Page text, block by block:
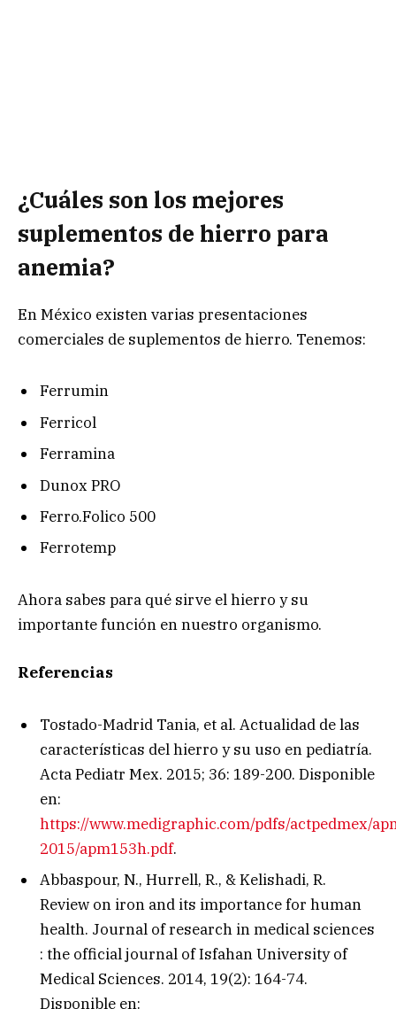
¿Cuáles son los mejores
suplementos de hierro para
anemia?
En México existen varias presentaciones
comerciales de suplementos de hierro. Tenemos:
Ferrumin
Ferricol
Ferramina
Dunox PRO
Ferro.Folico 500
Ferrotemp
Ahora sabes para qué sirve el hierro y su
importante función en nuestro organismo.
Referencias
Tostado-Madrid Tania, et al. Actualidad de las
características del hierro y su uso en pediatría.
Acta Pediatr Mex. 2015; 36: 189-200. Disponible
en:
https://www.medigraphic.com/pdfs/actpedmex/
2015/apm153h.pdf.
Abbaspour, N., Hurrell, R., & Kelishadi, R.
Review on iron and its importance for human
health. Journal of research in medical sciences
: the official journal of Isfahan University of
Medical Sciences. 2014, 19(2): 164-74.
Disponible en: